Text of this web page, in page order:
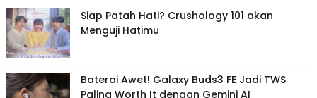
Siap Patah Hati? Crushology 101 akan
Menguji Hatimu
Baterai Awet! Galaxy Buds3 FE Jadi TWS
Paling Worth It dengan Gemini AI